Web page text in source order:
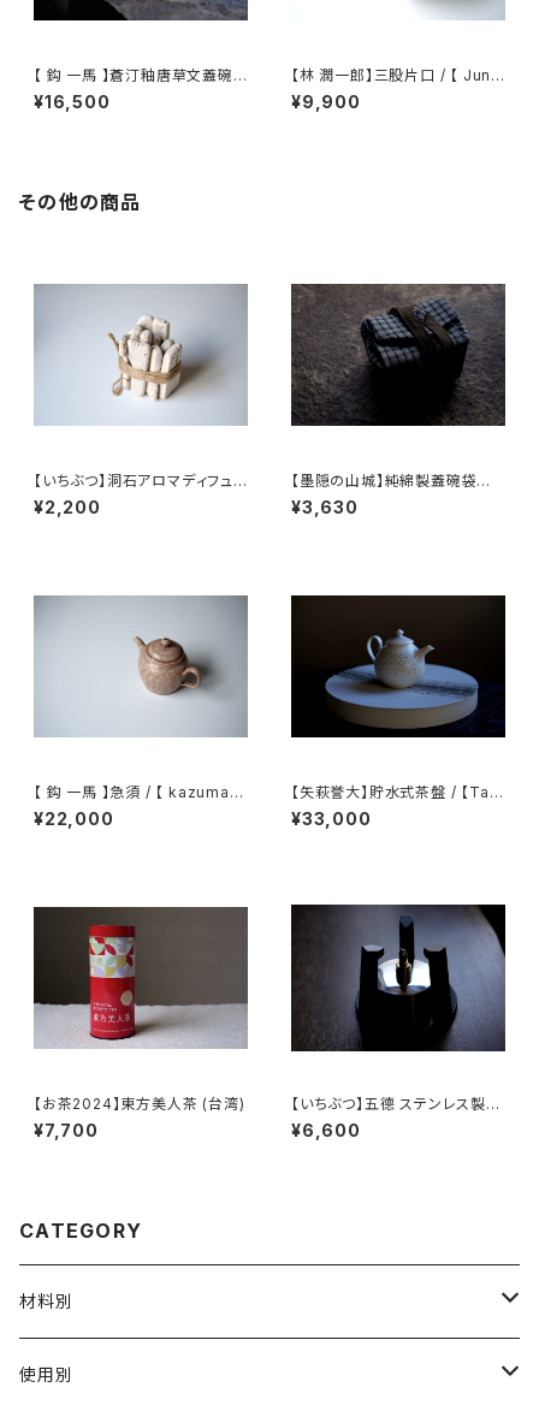
【 鈎 一馬 】蒼汀釉唐草文蓋碗 /
【 kazuma magari 】Gaiwan
¥16,500
【林 潤一郎】三股片口 / 【 Junic
hiro Hayashi 】Katakuchi
¥9,900
その他の商品
【いちぶつ】洞石アロマディフュ
ーザー（アロマオイル別売）
¥2,200
【墨隠の山城】純綿製蓋碗袋内【
【 墨隐の山城 】香雲紗 植物染
仕覆 めカップ袋 【 Ink & Moun
¥3,630
【 鈎 一馬 】急須 / 【 kazuma
magari 】teapot
¥22,000
【矢萩誉大】貯水式茶盤 / 【Tak
ahiro Yahagi】Water-Reser
voir Tea Tray
¥33,000
【お茶2024】東方美人茶 (台湾)
¥7,700
【いちぶつ】五德 ステンレス製ア
ルコールランプ /【 ichibutu 】T
rivet stainless steel alcoh
¥6,600
CATEGORY
材料別
陶磁器
使用別